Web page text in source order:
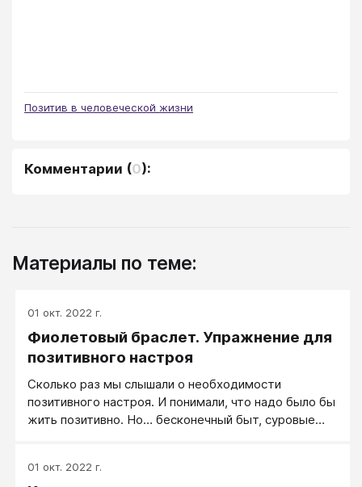
Позитив в человеческой жизни
Комментарии (0):
Материалы по теме:
01 окт. 2022 г.
Фиолетовый браслет. Упражнение для
позитивного настроя
Сколько раз мы слышали о необходимости
позитивного настроя. И понимали, что надо было бы
жить позитивно. Но… бесконечный быт, суровые
очень хорошим упражнением, которое поможет
01 окт. 2022 г.